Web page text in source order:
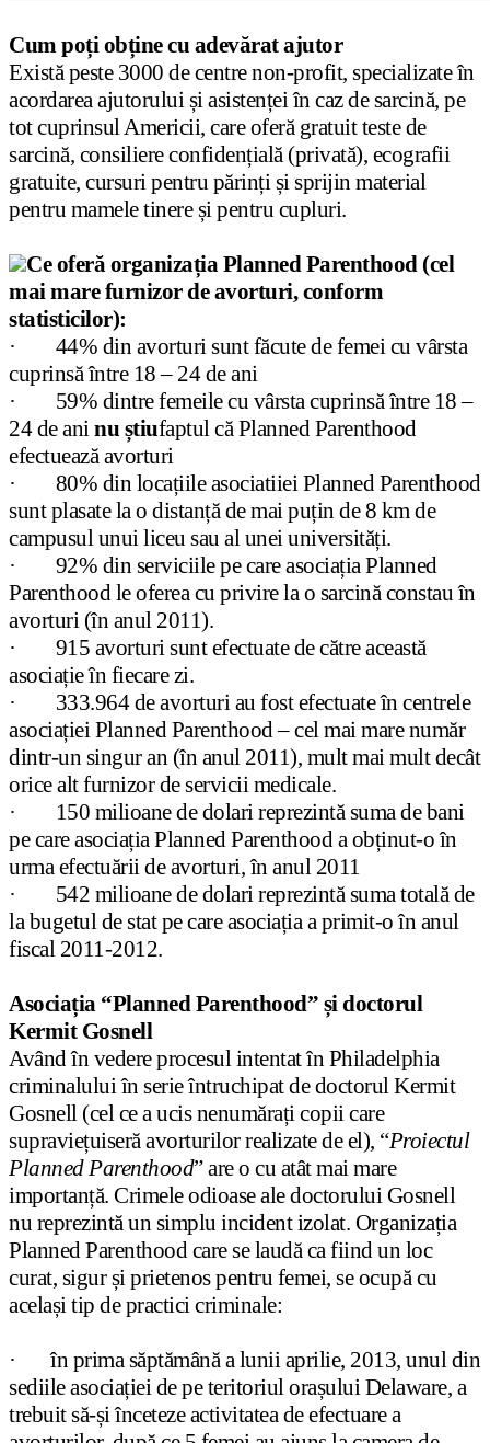
Cum poți obține cu adevărat ajutor
Există peste 3000 de centre non-profit, specializate în
acordarea ajutorului și asistenței în caz de sarcină, pe
tot cuprinsul Americii, care oferă gratuit teste de
sarcină, consiliere confidențială (privată), ecografii
gratuite, cursuri pentru părinți și sprijin material
pentru mamele tinere și pentru cupluri.
Ce oferă organizația Planned Parenthood (cel
mai mare furnizor de avorturi, conform
statisticilor):
· 44% din avorturi sunt făcute de femei cu vârsta
cuprinsă între 18 – 24 de ani
· 59% dintre femeile cu vârsta cuprinsă între 18 –
24 de aninu știufaptul că Planned Parenthood
efectuează avorturi
· 80% din locațiile asociatiiei Planned Parenthood
sunt plasate la o distanță de mai puțin de 8 km de
campusul unui liceu sau al unei universități.
· 92% din serviciile pe care asociația Planned
Parenthood le oferea cu privire la o sarcină constau în
avorturi (în anul 2011).
· 915 avorturi sunt efectuate de către această
asociație în fiecare zi.
· 333.964 de avorturi au fost efectuate în centrele
asociației Planned Parenthood – cel mai mare număr
dintr-un singur an (în anul 2011), mult mai mult decât
orice alt furnizor de servicii medicale.
· 150 milioane de dolari reprezintă suma de bani
pe care asociația Planned Parenthood a obținut-o în
urma efectuării de avorturi, în anul 2011
· 542 milioane de dolari reprezintă suma totală de
la bugetul de stat pe care asociația a primit-o în anul
fiscal 2011-2012.
Asociația “Planned Parenthood” și doctorul
Kermit Gosnell
Având în vedere procesul intentat în Philadelphia
criminalului în serie întruchipat de doctorul Kermit
Gosnell (cel ce a ucis nenumărați copii care
supraviețuiseră avorturilor realizate de el), “Proiectul
Planned Parenthood” are o cu atât mai mare
importanță. Crimele odioase ale doctorului Gosnell
nu reprezintă un simplu incident izolat. Organizația
Planned Parenthood care se laudă ca fiind un loc
curat, sigur și prietenos pentru femei, se ocupă cu
același tip de practici criminale:
·în prima săptămână a lunii aprilie, 2013, unul din
sediile asociației de pe teritoriul orașului Delaware, a
trebuit să-și înceteze activitatea de efectuare a